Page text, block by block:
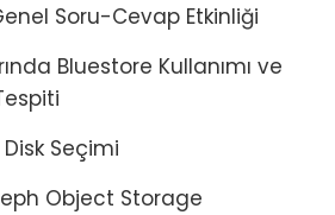
Soru-Cevap Etkinliği
Bluestore Kullanımı ve
Disk Seçimi
Object Storage